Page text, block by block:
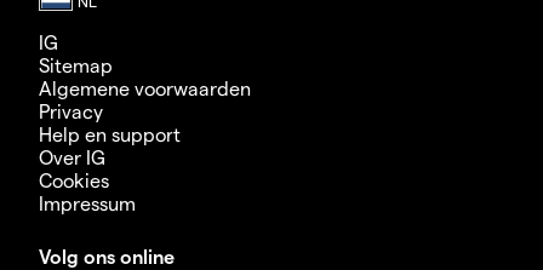
IG
Sitemap
Algemene voorwaarden
Privacy
Help en support
Over IG
Cookies
Impressum
Volg ons online